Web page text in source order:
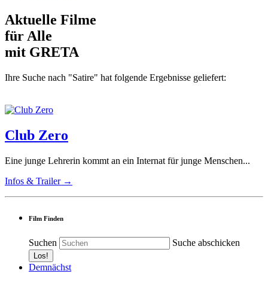
Aktuelle Filme
für Alle
mit GRETA
Ihre Suche nach "Satire" hat folgende Ergebnisse geliefert:
Club Zero
Eine junge Lehrerin kommt an ein Internat für junge Menschen...
Infos & Trailer →
Film Finden
Suchen Suche abschicken
Demnächst